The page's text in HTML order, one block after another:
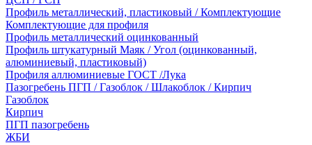
Профиль металлический, пластиковый / Комплектующие
Комплектующие для профиля
Профиль металлический оцинкованный
Профиль штукатурный Маяк / Угол (оцинкованный,
алюминиевый, пластиковый)
Профиля аллюминиевые ГОСТ /Лука
Пазогребень ПГП / Газоблок / Шлакоблок / Кирпич
Газоблок
Кирпич
ПГП пазогребень
ЖБИ